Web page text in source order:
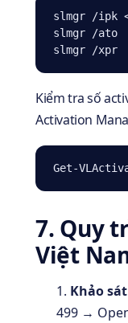
slmgr /ipk
slmgr /ato
slmgr /xpr
Kiểm tra số
Activation
Get-
7. Quy
Việt
Khảo
499 →